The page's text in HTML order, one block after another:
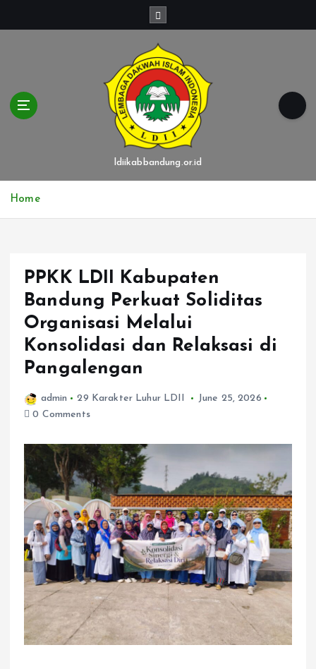
ldiikabbandung.or.id
Home
PPKK LDII Kabupaten
Bandung Perkuat Soliditas
Organisasi Melalui
Konsolidasi dan Relaksasi di
Pangalengan
admin 29 Karakter Luhur LDII
June 25, 2026
0 Comments